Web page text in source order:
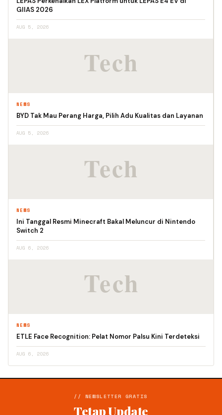
GIIAS 2026
AUG 5, 2026
NEWS
BYD Tak Mau Perang Harga, Pilih Adu Kualitas dan Layanan
AUG 5, 2026
NEWS
Ini Tanggal Resmi Minecraft Bakal Meluncur di Nintendo
Switch 2
AUG 6, 2026
NEWS
ETLE Face Recognition: Pelat Nomor Palsu Kini Terdeteksi
AUG 6, 2026
// NEWSLETTER GRATIS
Tetap Update